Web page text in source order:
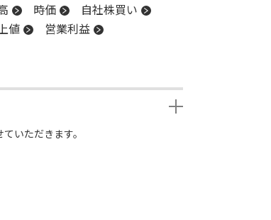
時価
自社株買い
値
営業利益
いただきます。